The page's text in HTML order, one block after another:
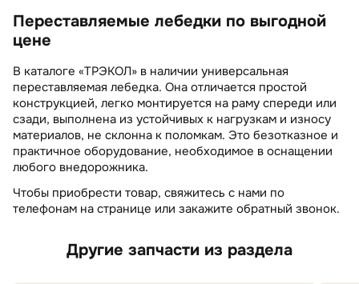
Переставляемые лебедки по выгодной
цене
В каталоге «ТРЭКОЛ» в наличии универсальная
переставляемая лебедка. Она отличается простой
конструкцией, легко монтируется на раму спереди или
сзади, выполнена из устойчивых к нагрузкам и износу
материалов, не склонна к поломкам. Это безотказное и
практичное оборудование, необходимое в оснащении
любого внедорожника.
Чтобы приобрести товар, свяжитесь с нами по
телефонам на странице или закажите обратный звонок.
Другие запчасти из раздела